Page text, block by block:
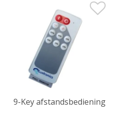
9-Key afstandsbediening